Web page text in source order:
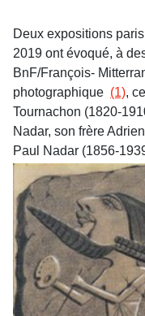
Deux expositions
2019 ont évoqué, à
BnF/François-
photographique (1),
Tournachon (1820-
Nadar, son frère
Paul Nadar (1856-